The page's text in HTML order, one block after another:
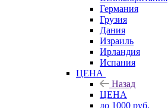
Германия
Грузия
Дания
Израиль
Ирландия
Испания
ЦЕНА
Назад
ЦЕНА
до 1000 руб.